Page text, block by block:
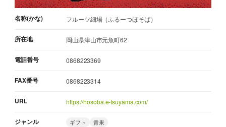
名称(かな) フルーツ細場（ふるーつほそば）
所在地 岡山県津山市元魚町62
電話番号 0868223369
FAX番号 0868223314
URL https://hosoba.e-tsuyama.com/
ジャンル ギフト 青果